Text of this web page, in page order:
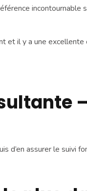
incontournable
et il y a une
–
d’en assurer le suivi